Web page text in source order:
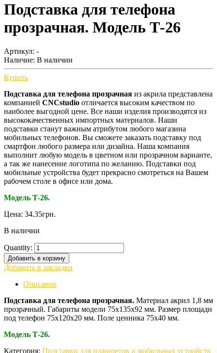
Подставка для телефона
прозрачная. Модель Т-26
Артикул: -
Наличие: В наличии
Купить
Подставка для телефона прозрачная из акрила представлена
компанией CNCstudio отличается высоким качеством по
наиболее выгодной цене. Все наши изделия производятся из
высококачественных импортных материалов. Наши
подставки станут важным атрибутом любого магазина
мобильных телефонов. Вы сможете заказать подставку под
смартфон любого размера или дизайна. Наша компания
выполнит любую модель в цветном или прозрачном варианте,
а так же нанесение логотипа по желанию. Подставки под
мобильные устройства будет прекрасно смотреться на Вашем
рабочем столе в офисе или дома.
Модель Т-26.
Цена: 34.35грн.
В наличии
Quantity:
Добавить в корзину
Добавить в закладки
Описание
Подставка для телефона прозрачная. Материал акрил 1,8 мм
прозрачный. Габариты модели 75х135х92 мм. Размер площади
под телефон 75х120х20 мм. Поле ценника 75х40 мм.
Модель Т-26.
Категория: Подставки для планшетов и мобильных устройств